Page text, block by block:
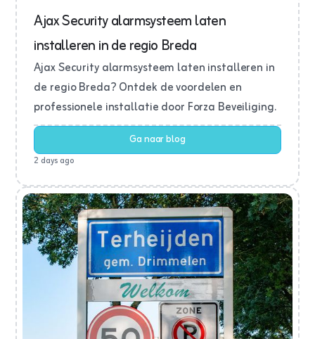
Ajax Security alarmsysteem laten
installeren in de regio Breda
Ajax Security alarmsysteem laten installeren in
de regio Breda? Ontdek de voordelen en
professionele installatie door Forza Beveiliging.
Ga naar blog
2 days ago